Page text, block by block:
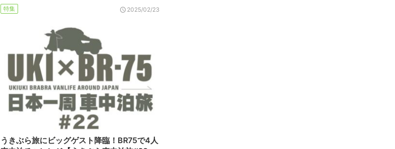
特集 2025/02/23
うきぶら旅にビッグゲスト降臨！BR75で4人